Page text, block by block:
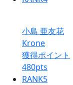
小島 亜友花
Krone
獲得ポイント
480pts
RANK5